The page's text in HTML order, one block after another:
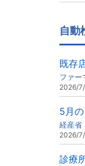
自動
既存
ファー
2026/
5月
経産省
2026/7/
診療